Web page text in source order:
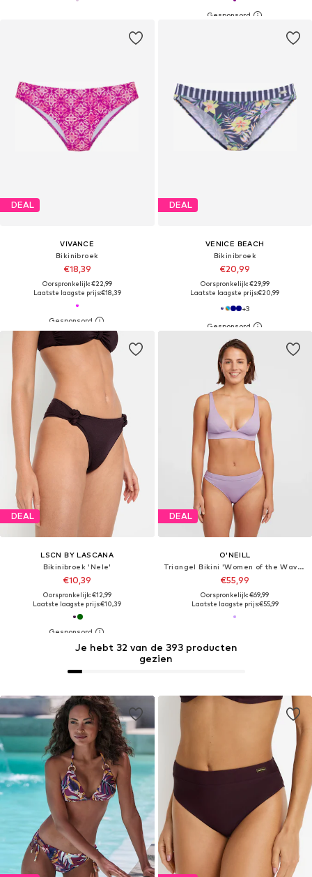
DEAL
VIVANCE
Bikinibroek
€18,39
Oorspronkelijk: €22,99
Laatste laagste prijs:€18,39
DEAL
VENICE BEACH
Bikinibroek
€20,99
Oorspronkelijk: €29,99
Laatste laagste prijs:€20,99
+3
DEAL
LSCN BY LASCANA
Bikinibroek 'Nele'
€10,39
Oorspronkelijk: €12,99
Laatste laagste prijs:€10,39
DEAL
O'NEILL
Triangel Bikini 'Women of the Wave Cancun'
€55,99
Oorspronkelijk: €69,99
Laatste laagste prijs:€55,99
Je hebt 32 van de 393 producten
gezien